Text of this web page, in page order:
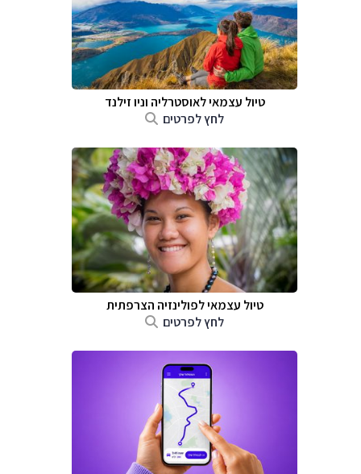
טיול עצמאי לאוסטרליה וניו זילנד
לחץ לפרטים
טיול עצמאי לפולינזיה הצרפתית
לחץ לפרטים